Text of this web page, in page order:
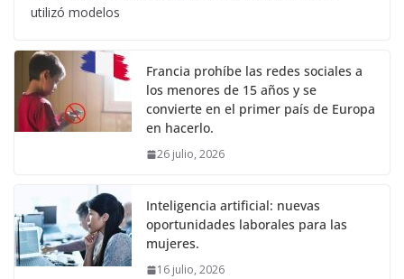
utilizó modelos
Francia prohíbe las redes sociales a
los menores de 15 años y se
convierte en el primer país de Europa
en hacerlo.
26 julio, 2026
Inteligencia artificial: nuevas
oportunidades laborales para las
mujeres.
16 julio, 2026